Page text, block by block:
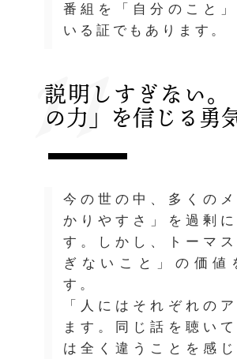
番組を「自分のこと
いる証でもあります。
説明しすぎない。
の力」を信じる勇
11
今の世の中、多くの
かりやすさ」を過剰
す。しかし、トーマ
ぎないこと」の価値
す。
「人にはそれぞれの
ます。同じ話を聴い
は全く違うことを感